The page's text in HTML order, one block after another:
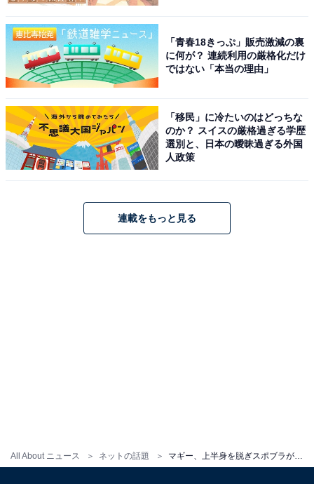
All About ニュース ネットの話題
「青春18きっぷ」販売激減の裏
に何が？ 連続利用の厳格化だけ
ではない「本当の理由」
「移民」に冷たいのはどっちな
のか？ スイスの厳格過ぎる学歴
選別と、日本の曖昧過ぎる外国
人政策
連載をもっと見る